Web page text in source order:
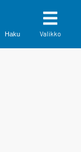
Haku Valikko